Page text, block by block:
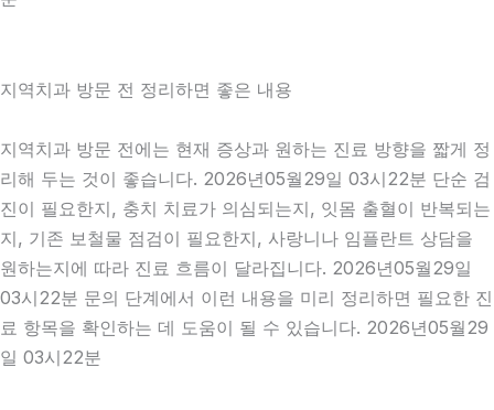
지역치과 방문 전 정리하면 좋은 내용
지역치과 방문 전에는 현재 증상과 원하는 진료 방향을 짧게 정
리해 두는 것이 좋습니다. 2026년05월29일 03시22분 단순 검
진이 필요한지, 충치 치료가 의심되는지, 잇몸 출혈이 반복되는
지, 기존 보철물 점검이 필요한지, 사랑니나 임플란트 상담을
원하는지에 따라 진료 흐름이 달라집니다. 2026년05월29일
03시22분 문의 단계에서 이런 내용을 미리 정리하면 필요한 진
료 항목을 확인하는 데 도움이 될 수 있습니다. 2026년05월29
일 03시22분